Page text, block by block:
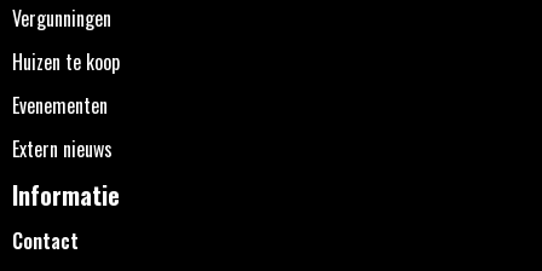
Vergunningen
Huizen te koop
Evenementen
Extern nieuws
Informatie
Contact